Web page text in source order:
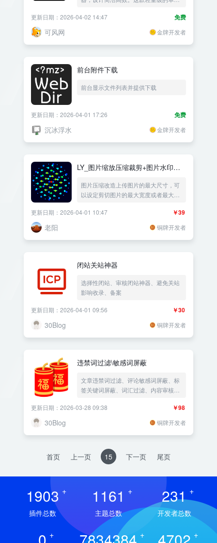
录，用户可通过浏览器直接存储、上
传、编辑及管理文件与文件夹。
免费
更新日期：2026-04-02 14:47
可风网 金牌开发者
前台附件下载
前台显示文件列表并提供下载
免费
更新日期：2026-04-01 17:26
沉冰浮水 金牌开发者
LY_图片缩放压缩裁剪+图片水印文
图片压缩改造上传图片的最大尺寸，可
以设定剪切图片的最大宽度或者最大高
大小，可以设置上下左右裁剪水印功
能，自动按比例缩放图片改造压缩图
片，同时附加LOGO图片水印和文字水
￥39
更新日期：2026-04-01 10:47
老阳 铜牌开发者
闭站关站神器
选择性闭站、审核闭站神器、避免关站
影响收录、备案
￥30
更新日期：2026-04-01 09:56
30Blog 铜牌开发者
违禁词过滤\敏感词屏蔽
文章违禁词过滤、评论敏感词屏蔽、标
签关键词屏蔽、词汇过滤、内容审核、
禁词过滤、违禁词替换
￥98
更新日期：2026-03-28 09:38
30Blog 铜牌开发者
首页 上一页 15 下一页 尾页
1903 +
插件总数
1161 +
主题总数
231 +
开发者总数
+ + +